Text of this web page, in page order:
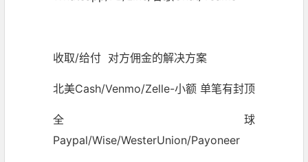
收取/给付 对方佣金的解决方案
北美Cash/Venmo/Zelle-小额 单笔有封顶
全球
Paypal/Wise/WesterUnion/Payoneer